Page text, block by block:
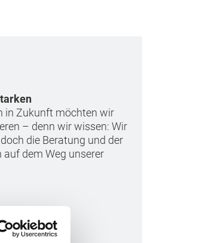
in Zukunft möchten wir
– denn wir wissen: Wir
die Beratung und der
dem Weg unserer